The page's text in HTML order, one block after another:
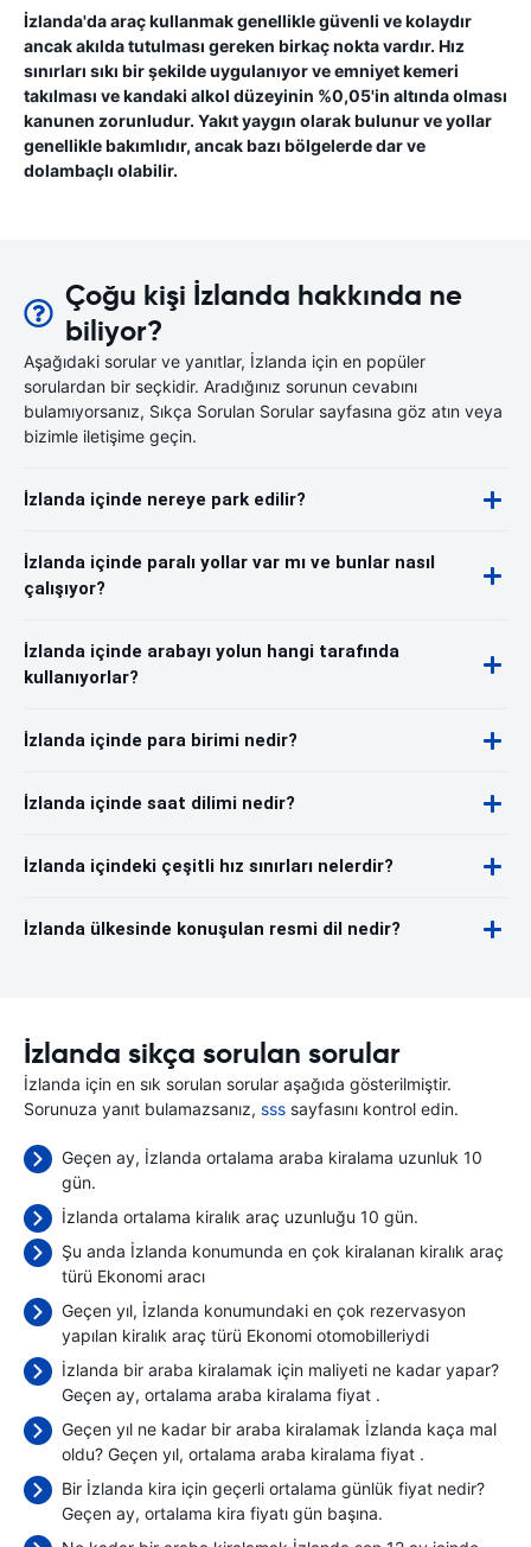
İzlanda'da araç kullanmak genellikle güvenli ve kolaydır
ancak akılda tutulması gereken birkaç nokta vardır. Hız
sınırları sıkı bir şekilde uygulanıyor ve emniyet kemeri
takılması ve kandaki alkol düzeyinin %0,05'in altında olması
kanunen zorunludur. Yakıt yaygın olarak bulunur ve yollar
genellikle bakımlıdır, ancak bazı bölgelerde dar ve
dolambaçlı olabilir.
Çoğu kişi İzlanda hakkında ne
biliyor?
Aşağıdaki sorular ve yanıtlar, İzlanda için en popüler
sorulardan bir seçkidir. Aradığınız sorunun cevabını
bulamıyorsanız, Sıkça Sorulan Sorular sayfasına göz atın veya
bizimle iletişime geçin.
İzlanda içinde nereye park edilir?
İzlanda içinde paralı yollar var mı ve bunlar nasıl
çalışıyor?
İzlanda içinde arabayı yolun hangi tarafında
kullanıyorlar?
İzlanda içinde para birimi nedir?
İzlanda içinde saat dilimi nedir?
İzlanda içindeki çeşitli hız sınırları nelerdir?
İzlanda ülkesinde konuşulan resmi dil nedir?
İzlanda sikça sorulan sorular
İzlanda için en sık sorulan sorular aşağıda gösterilmiştir.
Sorunuza yanıt bulamazsanız, sss sayfasını kontrol edin.
Geçen ay, İzlanda ortalama araba kiralama uzunluk 10
gün.
İzlanda ortalama kiralık araç uzunluğu 10 gün.
Şu anda İzlanda konumunda en çok kiralanan kiralık araç
türü Ekonomi aracı
Geçen yıl, İzlanda konumundaki en çok rezervasyon
yapılan kiralık araç türü Ekonomi otomobilleriydi
İzlanda bir araba kiralamak için maliyeti ne kadar yapar?
Geçen ay, ortalama araba kiralama fiyat .
Geçen yıl ne kadar bir araba kiralamak İzlanda kaça mal
oldu? Geçen yıl, ortalama araba kiralama fiyat .
Bir İzlanda kira için geçerli ortalama günlük fiyat nedir?
Geçen ay, ortalama kira fiyatı gün başına.